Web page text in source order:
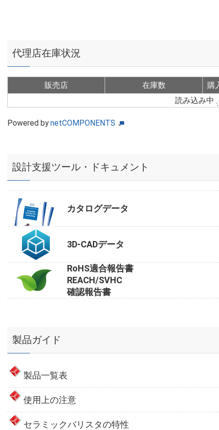
代理店在庫状況
販売店 在庫数
購
読み込み中
Powered bynetCOMPONENTS
設計支援ツール・ドキュメント
カタログデータ
3D-CADデータ
RoHS適合報告書
REACH/SVHC
確認報告書
製品ガイド
製品一覧表
使用上の注意
セラミックバリスタの特性